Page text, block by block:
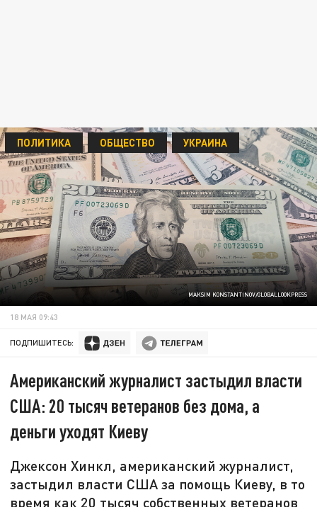
MAKSIM KONSTANTINOV/GLOBALLOOKPRESS
ПОЛИТИКА ОБЩЕСТВО УКРАИНА
18 МАЯ 09:43
ПОДПИШИТЕСЬ:
Американский журналист застыдил власти
США: 20 тысяч ветеранов без дома, а
деньги уходят Киеву
Джексон Хинкл, американский журналист,
застыдил власти США за помощь Киеву, в то
время как 20 тысяч собственных ветеранов